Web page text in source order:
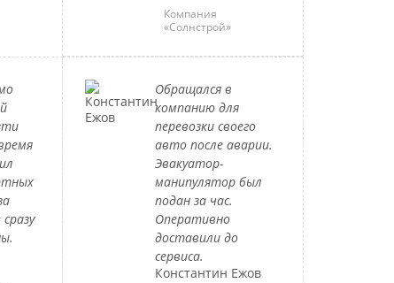
Компания
«Солнстрой»
Обращался в
компанию для
перевозки своего
авто после аварии.
Эвакуатор-
манипулятор был
подан за час.
Оперативно
доставили до
сервиса.
Константин Ежов